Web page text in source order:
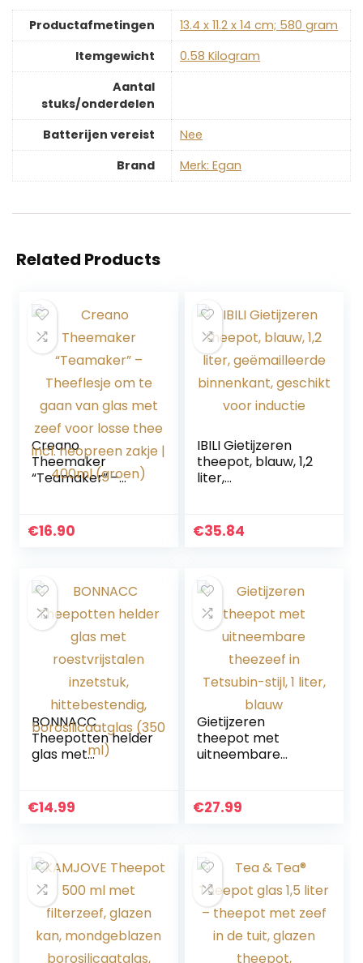
Productafmetingen
‎13.4 x 11.2 x 14 cm; 580 gram
Itemgewicht
‎0.58 Kilogram
Aantal
stuks/onderdelen
Batterijen vereist
‎Nee
Brand
Merk: Egan
Related Products
Creano
Theemaker
“Teamaker” –
zeef voor losse
€16.90
IBILI Gietijzeren
theepot, blauw, 1,2
liter,
geschikt voor
€35.84
BONNACC
Theepotten helder
glas met
hittebestendig,
€14.99
Gietijzeren
theepot met
uitneembare
liter, blauw
€27.99